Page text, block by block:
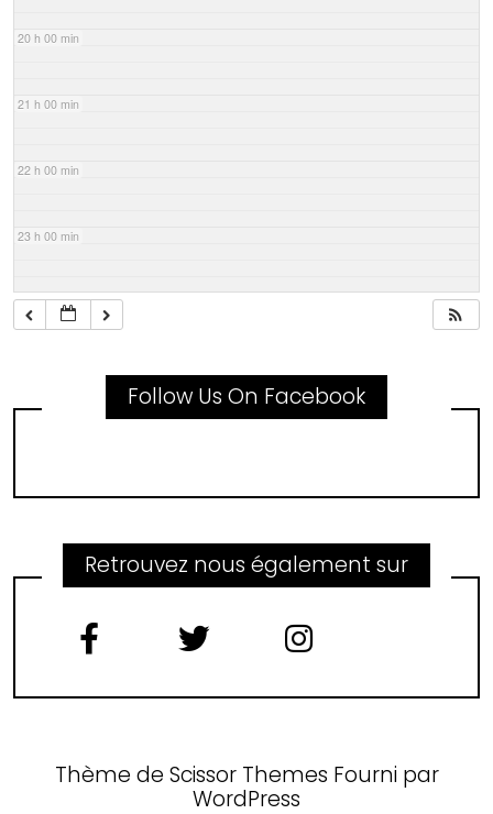
20 h 00 min
21 h 00 min
22 h 00 min
23 h 00 min
Follow Us On Facebook
Retrouvez nous également sur
Thème de Scissor Themes Fourni par
WordPress